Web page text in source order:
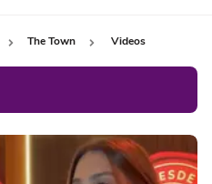
The Town Videos